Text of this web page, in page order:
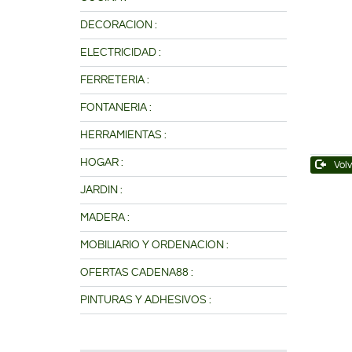
DECORACION :
ELECTRICIDAD :
FERRETERIA :
FONTANERIA :
HERRAMIENTAS :
HOGAR :
JARDIN :
MADERA :
MOBILIARIO Y ORDENACION :
OFERTAS CADENA88 :
PINTURAS Y ADHESIVOS :